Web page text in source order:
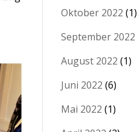
Oktober 2022 (1)
September 2022
August 2022 (1)
Juni 2022 (6)
Mai 2022 (1)